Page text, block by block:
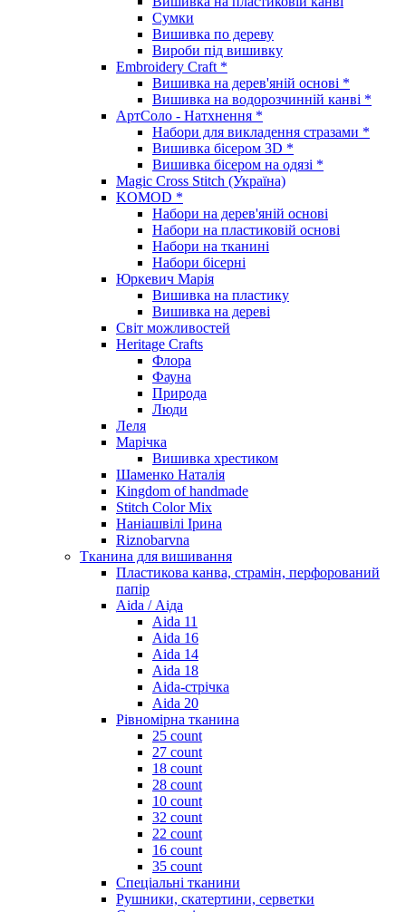
Сумки
Вишивка по дереву
Вироби під вишивку
Embroidery Craft *
Вишивка на дерев'яній основі *
Вишивка на водорозчинній канві *
АртСоло - Натхнення *
Набори для викладення стразами *
Вишивка бісером 3D *
Вишивка бісером на одязі *
Magic Cross Stitch (Україна)
KOMOD *
Набори на дерев'яній основі
Набори на пластиковій основі
Набори на тканині
Набори бісерні
Юркевич Марія
Вишивка на пластику
Вишивка на дереві
Світ можливостей
Heritage Crafts
Флора
Фауна
Природа
Люди
Леля
Марічка
Вишивка хрестиком
Шаменко Наталія
Kingdom of handmade
Stitch Color Mix
Наніашвілі Ірина
Riznobarvna
Тканина для вишивання
Пластикова канва, страмін, перфорований
папір
Aida / Аіда
Aida 11
Aida 16
Aida 14
Aida 18
Aida-стрічка
Aida 20
Рівномірна тканина
25 count
27 count
18 count
28 count
10 count
32 count
22 count
16 count
35 count
Спеціальні тканини
Рушники, скатертини, серветки